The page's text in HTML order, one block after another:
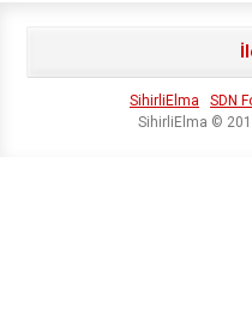
SihirliElma SDN
SihirliElma ©